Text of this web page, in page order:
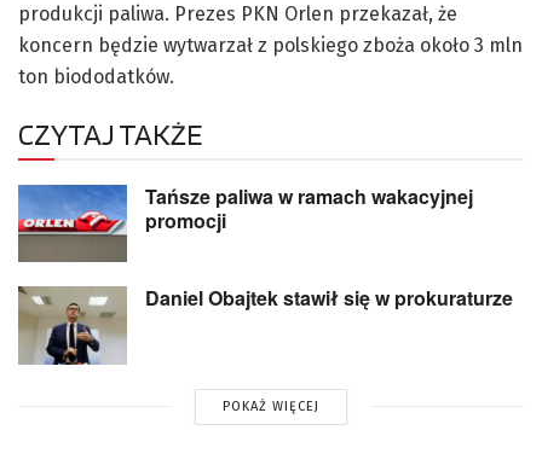
produkcji paliwa. Prezes PKN Orlen przekazał, że
koncern będzie wytwarzał z polskiego zboża około 3 mln
ton biododatków.
CZYTAJ TAKŻE
Tańsze paliwa w ramach wakacyjnej
promocji
Daniel Obajtek stawił się w prokuraturze
POKAŻ WIĘCEJ